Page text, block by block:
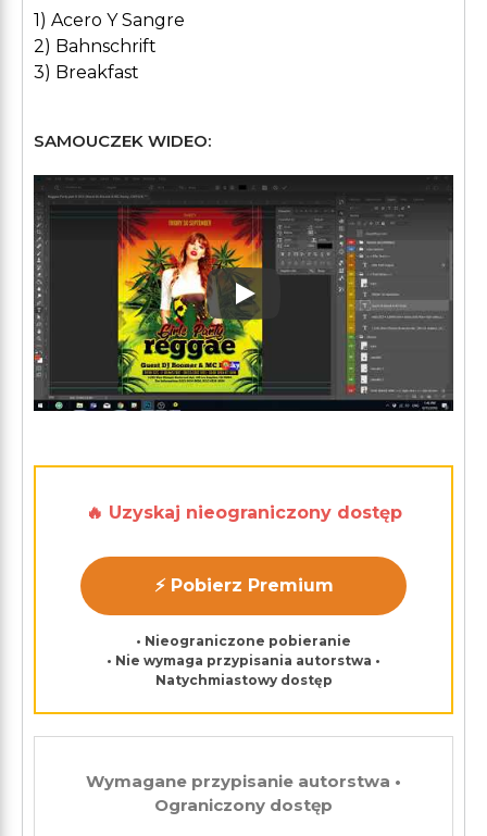
1) Acero Y Sangre
2) Bahnschrift
3) Breakfast
SAMOUCZEK WIDEO:
Play: Keynote (Google I/O
🔥 Uzyskaj nieograniczony dostęp
⚡ Pobierz Premium
• Nieograniczone pobieranie
• Nie wymaga przypisania autorstwa •
Natychmiastowy dostęp
Wymagane przypisanie autorstwa •
Ograniczony dostęp